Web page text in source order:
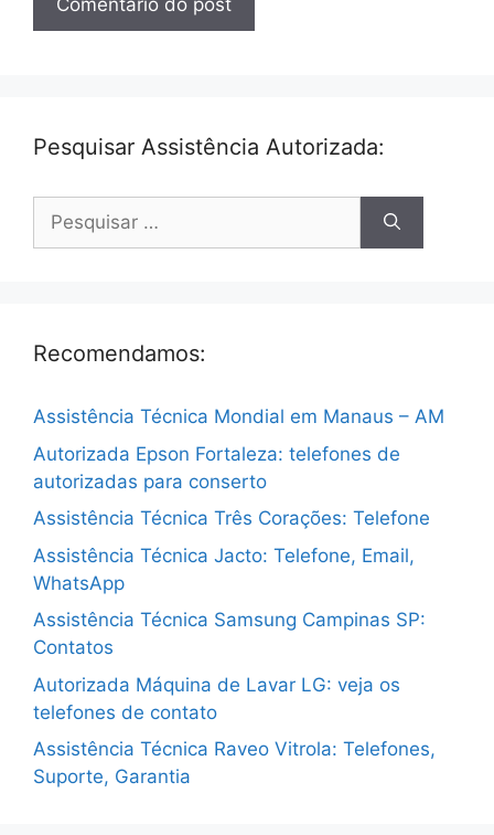
Pesquisar Assistência Autorizada:
Pesquisar
Recomendamos:
Assistência Técnica Mondial em Manaus – AM
Autorizada Epson Fortaleza: telefones de
autorizadas para conserto
Assistência Técnica Três Corações: Telefone
Assistência Técnica Jacto: Telefone, Email,
WhatsApp
Assistência Técnica Samsung Campinas SP:
Contatos
Autorizada Máquina de Lavar LG: veja os
telefones de contato
Assistência Técnica Raveo Vitrola: Telefones,
Suporte, Garantia